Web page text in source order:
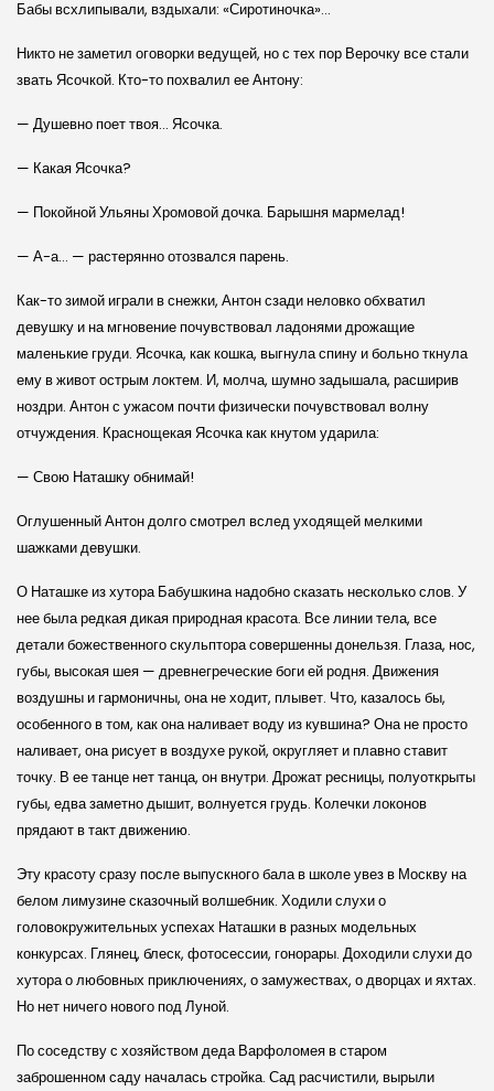
Бабы всхлипывали, вздыхали: «Сиротиночка»…
Никто не заметил оговорки ведущей, но с тех пор Верочку все стали
звать Ясочкой. Кто-то похвалил ее Антону:
— Душевно поет твоя… Ясочка.
— Какая Ясочка?
— Покойной Ульяны Хромовой дочка. Барышня мармелад!
— А-а… — растерянно отозвался парень.
Как-то зимой играли в снежки, Антон сзади неловко обхватил
девушку и на мгновение почувствовал ладонями дрожащие
маленькие груди. Ясочка, как кошка, выгнула спину и больно ткнула
ему в живот острым локтем. И, молча, шумно задышала, расширив
ноздри. Антон с ужасом почти физически почувствовал волну
отчуждения. Краснощекая Ясочка как кнутом ударила:
— Свою Наташку обнимай!
Оглушенный Антон долго смотрел вслед уходящей мелкими
шажками девушки.
О Наташке из хутора Бабушкина надобно сказать несколько слов. У
нее была редкая дикая природная красота. Все линии тела, все
детали божественного скульптора совершенны донельзя. Глаза, нос,
губы, высокая шея — древнегреческие боги ей родня. Движения
воздушны и гармоничны, она не ходит, плывет. Что, казалось бы,
особенного в том, как она наливает воду из кувшина? Она не просто
наливает, она рисует в воздухе рукой, округляет и плавно ставит
точку. В ее танце нет танца, он внутри. Дрожат ресницы, полуоткрыты
губы, едва заметно дышит, волнуется грудь. Колечки локонов
прядают в такт движению.
Эту красоту сразу после выпускного бала в школе увез в Москву на
белом лимузине сказочный волшебник. Ходили слухи о
головокружительных успехах Наташки в разных модельных
конкурсах. Глянец, блеск, фотосессии, гонорары. Доходили слухи до
хутора о любовных приключениях, о замужествах, о дворцах и яхтах.
Но нет ничего нового под Луной.
По соседству с хозяйством деда Варфоломея в старом
заброшенном саду началась стройка. Сад расчистили, вырыли